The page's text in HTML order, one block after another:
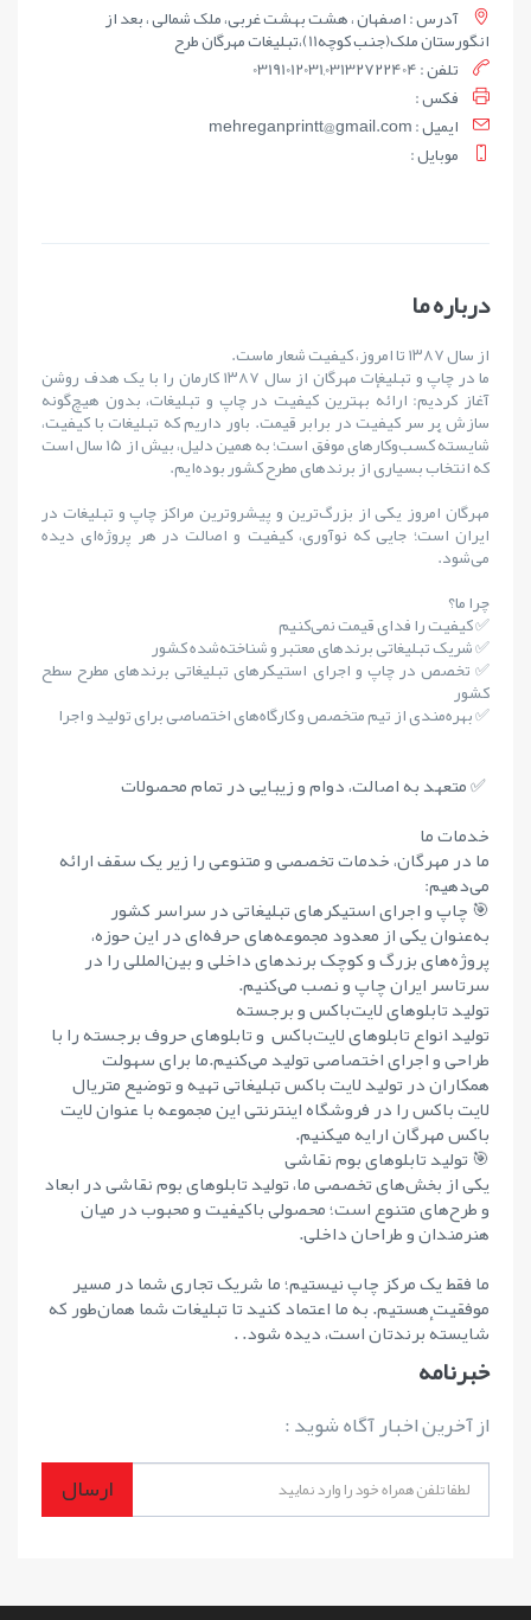
آدرس : اصفهان ، هشت بهشت غربی، ملک شمالی ، بعد از
انگورستان ملک(جنب کوچه11)،تبلیغات مهرگان طرح
تلفن : 03191012031,03132722404
فکس :
ايميل : mehreganprintt@gmail.com
موبايل :
درباره ما
از سال ۱۳۸۷ تا امروز، کیفیت شعار ماست.
ما در چاپ و تبلیغات مهرگان از سال ۱۳۸۷ کارمان را با یک هدف روشن
آغاز کردیم: ارائهٔ بهترین کیفیت در چاپ و تبلیغات، بدون هیچ‌گونه
سازش بر سر کیفیت در برابر قیمت. باور داریم که تبلیغات با کیفیت،
شایستهٔ کسب‌وکارهای موفق است؛ به همین دلیل، بیش از ۱۵ سال است
که انتخاب بسیاری از برندهای مطرح کشور بوده‌ایم.
مهرگان امروز یکی از بزرگ‌ترین و پیشروترین مراکز چاپ و تبلیغات در
ایران است؛ جایی که نوآوری، کیفیت و اصالت در هر پروژه‌ای دیده
می‌شود.
چرا ما؟
✅ کیفیت را فدای قیمت نمی‌کنیم
✅ شریک تبلیغاتی برندهای معتبر و شناخته‌شده کشور
✅ تخصص در چاپ و اجرای استیکرهای تبلیغاتی برندهای مطرح سطح
کشور
✅ بهره‌مندی از تیم متخصص و کارگاه‌های اختصاصی برای تولید و اجرا
✅ متعهد به اصالت، دوام و زیبایی در تمام محصولات
خدمات ما
ما در مهرگان، خدمات تخصصی و متنوعی را زیر یک سقف ارائه
می‌دهیم:
🎯 چاپ و اجرای استیکرهای تبلیغاتی در سراسر کشور
به‌عنوان یکی از معدود مجموعه‌های حرفه‌ای در این حوزه،
پروژه‌های بزرگ و کوچک برندهای داخلی و بین‌المللی را در
سرتاسر ایران چاپ و نصب می‌کنیم.
تولید تابلوهای لایت‌باکس و برجسته
تولید انواع تابلوهای لایت‌باکس و تابلوهای حروف برجسته را با
طراحی و اجرای اختصاصی تولید می‌کنیم.ما برای سهولت
همکاران در تولید لایت باکس تبلیغاتی تهیه و توضیع متریال
لایت باکس را در فروشگاه اینترنتی این مجموعه با عنوان لایت
باکس مهرگان ارایه میکنیم.
🎯 تولید تابلوهای بوم نقاشی
یکی از بخش‌های تخصصی ما، تولید تابلوهای بوم نقاشی در ابعاد
و طرح‌های متنوع است؛ محصولی باکیفیت و محبوب در میان
هنرمندان و طراحان داخلی.
ما فقط یک مرکز چاپ نیستیم؛ ما شریک تجاری شما در مسیر
موفقیت هستیم. به ما اعتماد کنید تا تبلیغات شما همان‌طور که
شایستهٔ برندتان است، دیده شود. .
خبرنامه
از آخرین اخبار آگاه شوید :
ارسال